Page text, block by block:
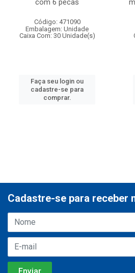
com 6 pecas
Código: 471090
Embalagem: Unidade
Caixa Com: 30 Unidade(s)
Faça seu login ou
cadastre-se para
comprar.
Cadastre-se para receber